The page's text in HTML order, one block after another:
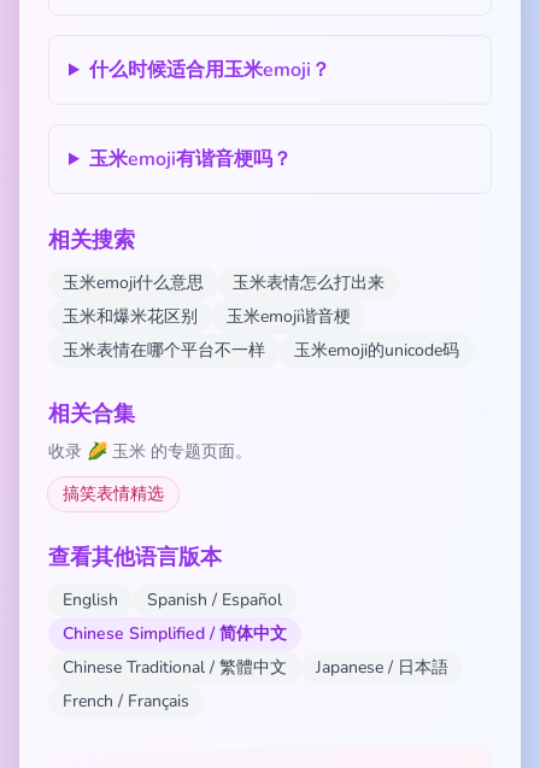
什么时候适合用玉米emoji？
玉米emoji有谐音梗吗？
相关搜索
玉米emoji什么意思
玉米表情怎么打出来
玉米和爆米花区别
玉米emoji谐音梗
玉米表情在哪个平台不一样
玉米emoji的unicode码
相关合集
收录 🌽 玉米 的专题页面。
搞笑表情精选
查看其他语言版本
English
Spanish / Español
Chinese Simplified / 简体中文
Chinese Traditional / 繁體中文
Japanese / 日本語
French / Français